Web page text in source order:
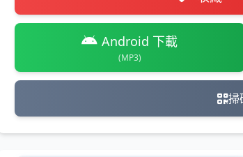
Android 下載
(MP3)
掃